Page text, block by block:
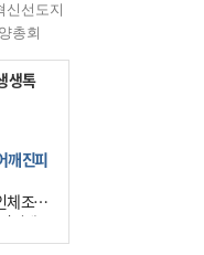
신선도지
총회
생톡
깨 진피
체 조직
기에
, 어깨